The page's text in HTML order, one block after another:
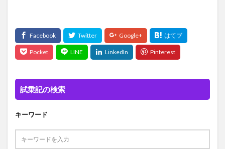
試乗記の検索
キーワード